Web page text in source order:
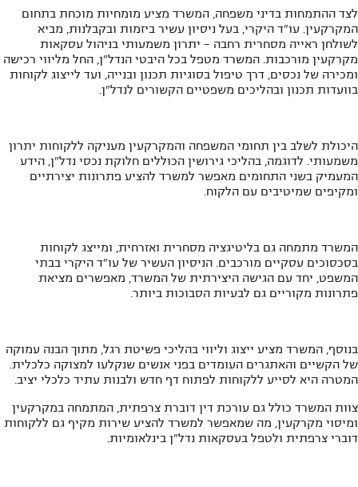
לצד ההתמחות בדיני משפחה, המשרד מציע מומחיות מוכחת בתחום
המקרקעין. עו"ד היקרי, בעל ניסיון עשיר ביזמות ובקבלנות, מביא
לשולחן ראייה מסחרית רחבה - יתרון משמעותי בניהול עסקאות
מקרקעין מורכבות. המשרד מטפל בכל היבטי הנדל"ן, החל מליווי רכישה
ומכירה של נכסים, דרך טיפול בסוגיות תכנון ובנייה, ועד לייצוג לקוחות
בוועדות תכנון ובהליכים משפטיים הקשורים לנדל"ן.
היכולת לשלב בין תחומי המשפחה והמקרקעין מעניקה ללקוחות יתרון
משמעותי. לדוגמה, בהליכי גירושין הכוללים חלוקת נכסי נדל"ן, הידע
המעמיק בשני התחומים מאפשר למשרד להציע פתרונות יצירתיים
ומקיפים שמיטיבים עם הלקוח.
המשרד מתמחה גם בליטיגציה מסחרית ואזרחית, ומייצג לקוחות
בסכסוכים עסקיים מורכבים. הניסיון העשיר של עו"ד היקרי בבתי
המשפט, יחד עם הגישה היצירתית של המשרד, מאפשרים מציאת
פתרונות מקוריים גם לבעיות הסבוכות ביותר.
בנוסף, המשרד מציע ייצוג וליווי בהליכי פשיטת רגל, מתוך הבנה עמוקה
של הקשיים והאתגרים העומדים בפני אנשים שנקלעו למצוקה כלכלית.
המטרה היא לסייע ללקוחות לפתוח דף חדש ולבנות עתיד כלכלי יציב.
צוות המשרד כולל גם עורכת דין דוברת צרפתית, המתמחה במקרקעין
ומיסוי מקרקעין, מה שמאפשר למשרד להציע שירות מקיף גם ללקוחות
דוברי צרפתית ולטפל בעסקאות נדל"ן בינלאומיות.